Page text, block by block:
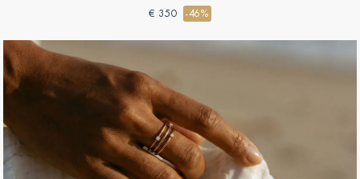
€ 350 -46%